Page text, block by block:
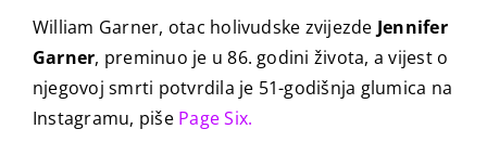
William Garner, otac holivudske zvijezde Jennifer
Garner, preminuo je u 86. godini života, a vijest o
njegovoj smrti potvrdila je 51-godišnja glumica na
Instagramu, piše Page Six.